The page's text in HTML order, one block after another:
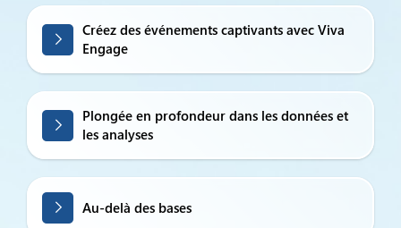
Créez des événements captivants avec Viva
Engage
Plongée en profondeur dans les données et
les analyses
Au-delà des bases